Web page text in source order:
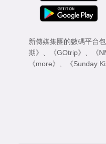
新傳媒集團的數碼平台
期》
《GOtrip》 《
《more》
《Sunday